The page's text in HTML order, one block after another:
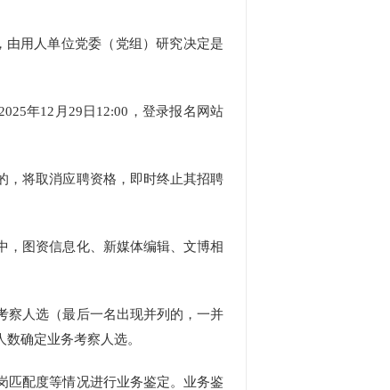
用人单位党委（党组）研究决定是
年12月29日12:00，登录报名网站
将取消应聘资格，即时终止其招聘
图资信息化、新媒体编辑、文博相
人选（最后一名出现并列的，一并
确定业务考察人选。
配度等情况进行业务鉴定。业务鉴